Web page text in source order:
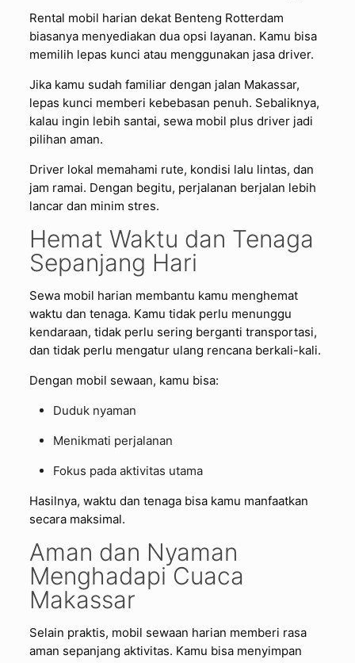
Rental mobil harian dekat Benteng Rotterdam
biasanya menyediakan dua opsi layanan. Kamu bisa
memilih lepas kunci atau menggunakan jasa driver.
Jika kamu sudah familiar dengan jalan Makassar,
lepas kunci memberi kebebasan penuh. Sebaliknya,
kalau ingin lebih santai, sewa mobil plus driver jadi
pilihan aman.
Driver lokal memahami rute, kondisi lalu lintas, dan
jam ramai. Dengan begitu, perjalanan berjalan lebih
lancar dan minim stres.
Hemat Waktu dan Tenaga
Sepanjang Hari
Sewa mobil harian membantu kamu menghemat
waktu dan tenaga. Kamu tidak perlu menunggu
kendaraan, tidak perlu sering berganti transportasi,
dan tidak perlu mengatur ulang rencana berkali-kali.
Dengan mobil sewaan, kamu bisa:
Duduk nyaman
Menikmati perjalanan
Fokus pada aktivitas utama
Hasilnya, waktu dan tenaga bisa kamu manfaatkan
secara maksimal.
Aman dan Nyaman
Menghadapi Cuaca
Makassar
Selain praktis, mobil sewaan harian memberi rasa
aman sepanjang aktivitas. Kamu bisa menyimpan